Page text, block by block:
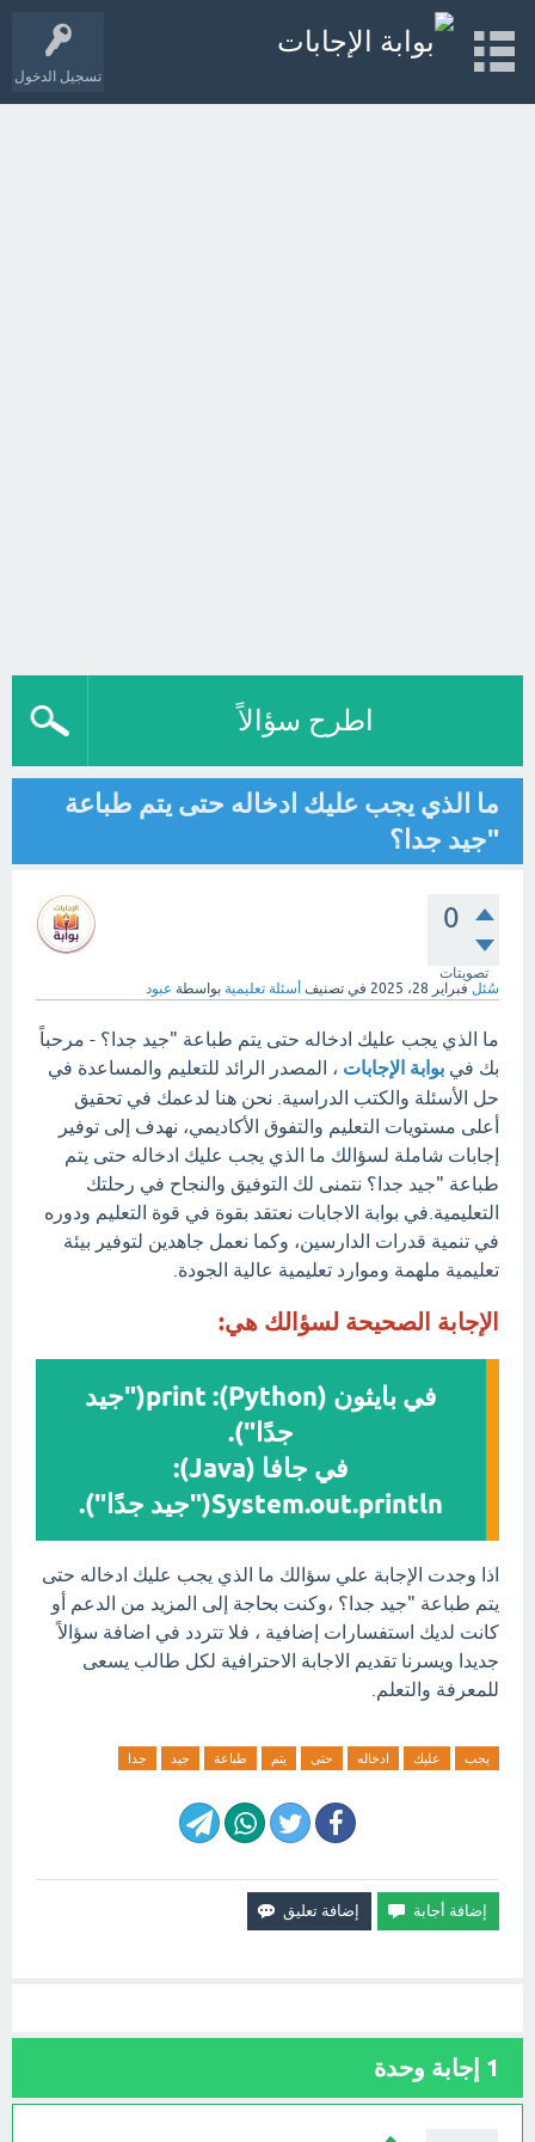
تسجيل الدخول
اطرح سؤالاً
ما الذي يجب عليك ادخاله حتى يتم طباعة
"جيد جدا؟
0
تصويتات
سُئل فبراير 28، 2025 في تصنيف أسئلة تعليمية بواسطة عبود
ما الذي يجب عليك ادخاله حتى يتم طباعة "جيد جدا؟ - مرحباً
بك في بوابة الإجابات ، المصدر الرائد للتعليم والمساعدة في
حل الأسئلة والكتب الدراسية. نحن هنا لدعمك في تحقيق
أعلى مستويات التعليم والتفوق الأكاديمي، نهدف إلى توفير
إجابات شاملة لسؤالك ما الذي يجب عليك ادخاله حتى يتم
طباعة "جيد جدا؟ نتمنى لك التوفيق والنجاح في رحلتك
التعليمية.في بوابة الاجابات نعتقد بقوة في قوة التعليم ودوره
في تنمية قدرات الدارسين، وكما نعمل جاهدين لتوفير بيئة
تعليمية ملهمة وموارد تعليمية عالية الجودة.
الإجابة الصحيحة لسؤالك هي:
في بايثون (Python): print("جيد
جدًا").
في جافا (Java):
System.out.println("جيد جدًا").
اذا وجدت الإجابة علي سؤالك ما الذي يجب عليك ادخاله حتى
يتم طباعة "جيد جدا؟ ،وكنت بحاجة إلى المزيد من الدعم أو
كانت لديك استفسارات إضافية ، فلا تتردد في اضافة سؤالاً
جديدا ويسرنا تقديم الاجابة الاحترافية لكل طالب يسعى
للمعرفة والتعلم.
يجب عليك ادخاله حتى يتم طباعة جيد جدا
1 إجابة وحدة